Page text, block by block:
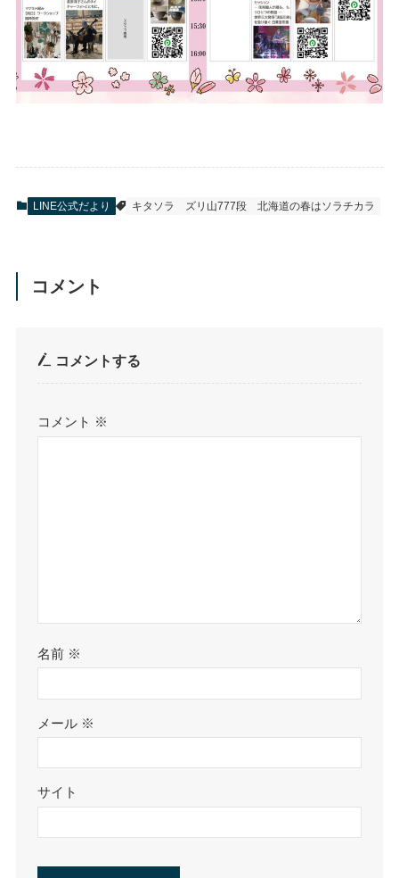
LINE公式だより キタソラ ズリ山777段 北海道の春はソラチカラ
コメント
コメントする
コメント ※
名前 ※
メール ※
サイト